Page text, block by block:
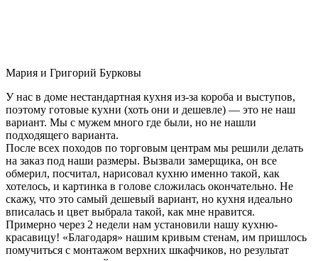
Мария и Григорий Бурковы
У нас в доме нестандартная кухня из-за короба и выступов,
поэтому готовые кухни (хоть они и дешевле) — это не наш
вариант. Мы с мужем много где были, но не нашли
подходящего варианта.
После всех походов по торговым центрам мы решили делать
на заказ под наши размеры. Вызвали замерщика, он все
обмерил, посчитал, нарисовал кухню именно такой, как
хотелось, и картинка в голове сложилась окончательно. Не
скажу, что это самый дешевый вариант, но кухня идеально
вписалась и цвет выбрала такой, как мне нравится.
Примерно через 2 недели нам установили нашу кухню-
красавицу! «Благодаря» нашим кривым стенам, им пришлось
помучиться с монтажом верхних шкафчиков, но результат